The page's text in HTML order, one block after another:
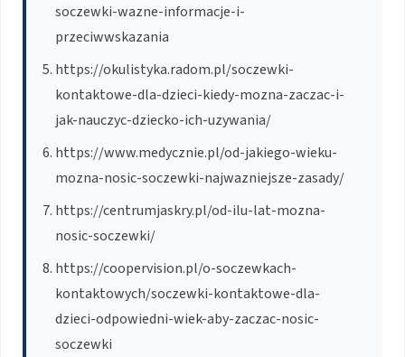
soczewki-wazne-informacje-i-
przeciwwskazania
https://okulistyka.radom.pl/soczewki-
kontaktowe-dla-dzieci-kiedy-mozna-zaczac-i-
jak-nauczyc-dziecko-ich-uzywania/
https://www.medycznie.pl/od-jakiego-wieku-
mozna-nosic-soczewki-najwazniejsze-zasady/
https://centrumjaskry.pl/od-ilu-lat-mozna-
nosic-soczewki/
https://coopervision.pl/o-soczewkach-
kontaktowych/soczewki-kontaktowe-dla-
dzieci-odpowiedni-wiek-aby-zaczac-nosic-
soczewki